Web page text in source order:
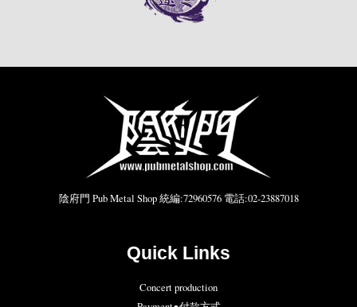
陰府門 Pub Metal Shop 統編:72960576 電話:02-23887018
Quick Links
Concert production